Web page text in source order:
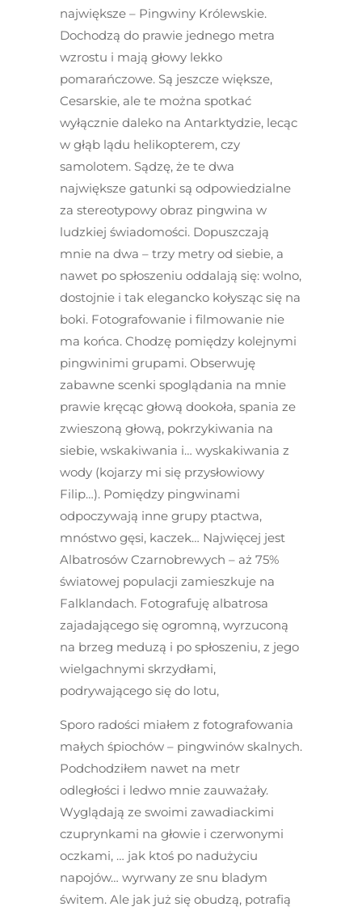
największe – Pingwiny Królewskie.
Dochodzą do prawie jednego metra
wzrostu i mają głowy lekko
pomarańczowe. Są jeszcze większe,
Cesarskie, ale te można spotkać
wyłącznie daleko na Antarktydzie, lecąc
w głąb lądu helikopterem, czy
samolotem. Sądzę, że te dwa
największe gatunki są odpowiedzialne
za stereotypowy obraz pingwina w
ludzkiej świadomości. Dopuszczają
mnie na dwa – trzy metry od siebie, a
nawet po spłoszeniu oddalają się: wolno,
dostojnie i tak elegancko kołysząc się na
boki. Fotografowanie i filmowanie nie
ma końca. Chodzę pomiędzy kolejnymi
pingwinimi grupami. Obserwuję
zabawne scenki spoglądania na mnie
prawie kręcąc głową dookoła, spania ze
zwieszoną głową, pokrzykiwania na
siebie, wskakiwania i… wyskakiwania z
wody (kojarzy mi się przysłowiowy
Filip…). Pomiędzy pingwinami
odpoczywają inne grupy ptactwa,
mnóstwo gęsi, kaczek… Najwięcej jest
Albatrosów Czarnobrewych – aż 75%
światowej populacji zamieszkuje na
Falklandach. Fotografuję albatrosa
zajadającego się ogromną, wyrzuconą
na brzeg meduzą i po spłoszeniu, z jego
wielgachnymi skrzydłami,
podrywającego się do lotu,
Sporo radości miałem z fotografowania
małych śpiochów – pingwinów skalnych.
Podchodziłem nawet na metr
odległości i ledwo mnie zauważały.
Wyglądają ze swoimi zawadiackimi
czuprynkami na głowie i czerwonymi
oczkami, … jak ktoś po nadużyciu
napojów… wyrwany ze snu bladym
świtem. Ale jak już się obudzą, potrafią